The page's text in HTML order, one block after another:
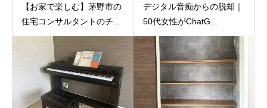
【お家で楽しむ】茅野市の
住宅コンサルタントのチ...
デジタル音痴からの脱却｜
50代女性がChatG...